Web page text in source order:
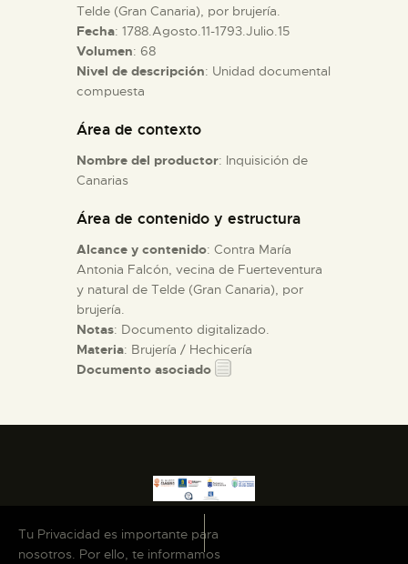
EL MUSEO
COLECCIONES
Telde (Gran Canaria), por brujería.
Fecha: 1788.Agosto.11-1793.Julio.15
Volumen: 68
Nivel de descripción: Unidad documental
compuesta
Área de contexto
Nombre del productor: Inquisición de
Canarias
Área de contenido y estructura
Alcance y contenido: Contra María
Antonia Falcón, vecina de Fuerteventura
y natural de Telde (Gran Canaria), por
brujería.
Notas: Documento digitalizado.
Materia: Brujería / Hechicería
Documento asociado
Tu Privacidad es importante para
nosotros. Por ello, te informamos